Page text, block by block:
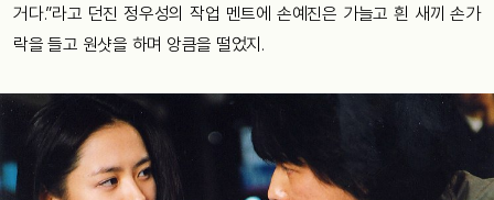
거다.”라고 던진 정우성의 작업 멘트에 손예진은 가늘고 흰 새끼 손가
락을 들고 원샷을 하며 앙큼을 떨었지.